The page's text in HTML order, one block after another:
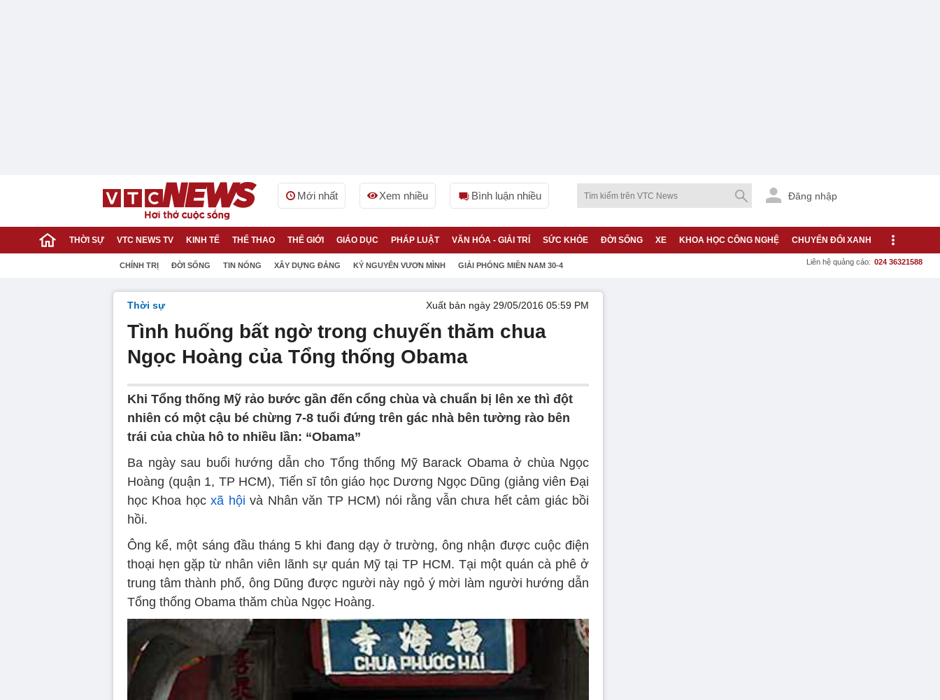
Mới nhất Xem nhiều Bình luận nhiều Đăng nhập
THỜI SỰ VTC NEWS TV KINH TẾ THỂ THAO THẾ GIỚI GIÁO DỤC PHÁP LUẬT VĂN HÓA - GIẢI TRÍ SỨC KHỎE ĐỜI SỐNG XE KHOA HỌC CÔNG NGHỆ CHUYỂN ĐỔI XANH
CHÍNH TRỊ ĐỜI SỐNG TIN NÓNG XÂY DỰNG ĐẢNG KỶ NGUYÊN VƯƠN MÌNH GIẢI PHÓNG MIỀN NAM 30-4 Liên hệ quảng cáo: 024 36321588
Thời sự Xuất bản ngày 29/05/2016 05:59 PM
Tình huống bất ngờ trong chuyến thăm chua
Ngọc Hoàng của Tổng thống Obama
Khi Tổng thống Mỹ rảo bước gần đến cổng chùa và chuẩn bị lên xe thì đột
nhiên có một cậu bé chừng 7-8 tuổi đứng trên gác nhà bên tường rào bên
trái của chùa hô to nhiều lần: “Obama”
Ba ngày sau buổi hướng dẫn cho Tổng thống Mỹ Barack Obama ở chùa Ngọc
Hoàng (quận 1, TP HCM), Tiến sĩ tôn giáo học Dương Ngọc Dũng (giảng viên Đại
học Khoa họcxã hội và Nhân văn TP HCM) nói rằng vẫn chưa hết cảm giác bồi
hồi.
Ông kể, một sáng đầu tháng 5 khi đang dạy ở trường, ông nhận được cuộc điện
thoại hẹn gặp từ nhân viên lãnh sự quán Mỹ tại TP HCM. Tại một quán cà phê ở
trung tâm thành phố, ông Dũng được người này ngỏ ý mời làm người hướng dẫn
Tổng thống Obama thăm chùa Ngọc Hoàng.